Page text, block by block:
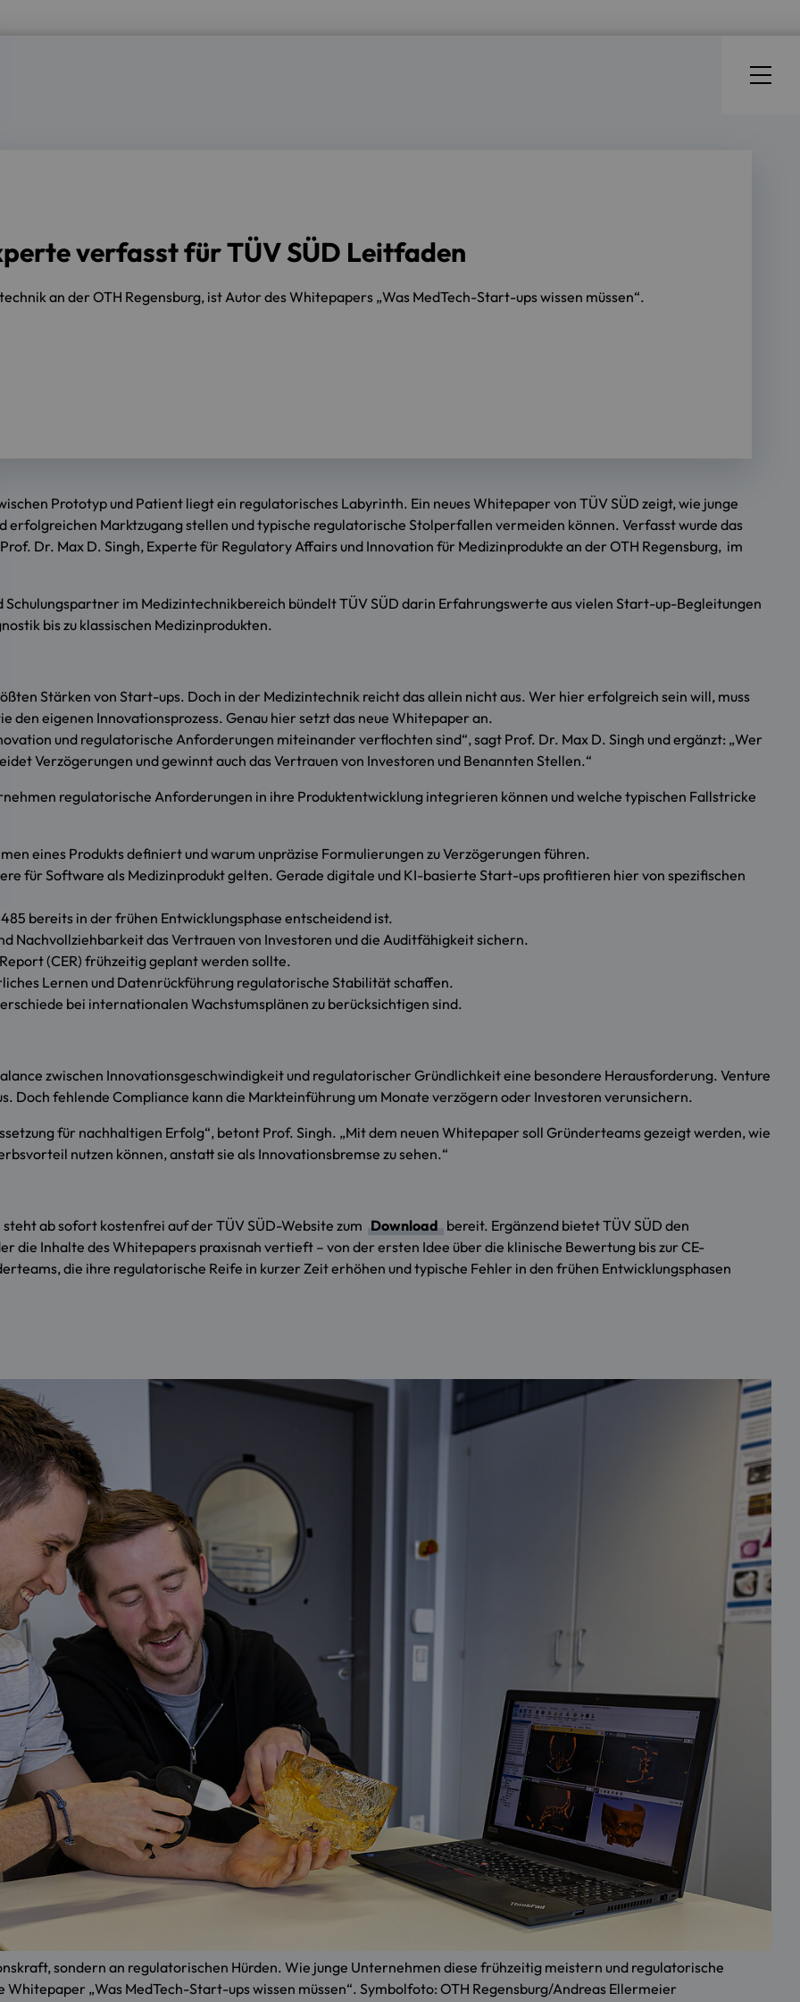
verfasst für TÜV SÜD Leitfaden
an der OTH Regensburg, ist Autor des Whitepapers „Was MedTech-Start-ups wissen müssen“.
Prototyp und Patient liegt ein regulatorisches Labyrinth. Ein neues Whitepaper von TÜV SÜD zeigt, wie junge
erfolgreichen Marktzugang stellen und typische regulatorische Stolperfallen vermeiden können. Verfasst wurde das
Dr. Max D. Singh, Experte für Regulatory Affairs und Innovation für Medizinprodukte an der OTH Regensburg, im
im Medizintechnikbereich bündelt TÜV SÜD darin Erfahrungswerte aus vielen Start-up-Begleitungen
bis zu klassischen Medizinprodukten.
Stärken von Start-ups. Doch in der Medizintechnik reicht das allein nicht aus. Wer hier erfolgreich sein will, muss
den eigenen Innovationsprozess. Genau hier setzt das neue Whitepaper an.
und regulatorische Anforderungen miteinander verflochten sind“, sagt Prof. Dr. Max D. Singh und ergänzt: „Wer
Verzögerungen und gewinnt auch das Vertrauen von Investoren und Benannten Stellen.“
regulatorische Anforderungen in ihre Produktentwicklung integrieren können und welche typischen Fallstricke
eines Produkts definiert und warum unpräzise Formulierungen zu Verzögerungen führen.
für Software als Medizinprodukt gelten. Gerade digitale und KI-basierte Start-ups profitieren hier von spezifischen
bereits in der frühen Entwicklungsphase entscheidend ist.
Nachvollziehbarkeit das Vertrauen von Investoren und die Auditfähigkeit sichern.
(CER) frühzeitig geplant werden sollte.
Lernen und Datenrückführung regulatorische Stabilität schaffen.
bei internationalen Wachstumsplänen zu berücksichtigen sind.
zwischen Innovationsgeschwindigkeit und regulatorischer Gründlichkeit eine besondere Herausforderung. Venture
Doch fehlende Compliance kann die Markteinführung um Monate verzögern oder Investoren verunsichern.
für nachhaltigen Erfolg“, betont Prof. Singh. „Mit dem neuen Whitepaper soll Gründerteams gezeigt werden, wie
nutzen können, anstatt sie als Innovationsbremse zu sehen.“
ab sofort kostenfrei auf der TÜV SÜD-Website zum Download bereit. Ergänzend bietet TÜV SÜD den
die Inhalte des Whitepapers praxisnah vertieft – von der ersten Idee über die klinische Bewertung bis zur CE-
die ihre regulatorische Reife in kurzer Zeit erhöhen und typische Fehler in den frühen Entwicklungsphasen
sondern an regulatorischen Hürden. Wie junge Unternehmen diese frühzeitig meistern und regulatorische
„Was MedTech-Start-ups wissen müssen“. Symbolfoto: OTH Regensburg/Andreas Ellermeier